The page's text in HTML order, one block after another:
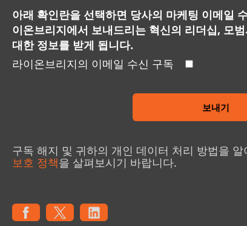
아래 확인란을 선택하면 당사의 마케팅 이메일
이온브리지에서 보내드리는 혁신의 리더십, 모
대한 정보를 받게 됩니다.
라이온브리지의 이메일 수신 구독
보내기
구독 해지 및 귀하의 개인 데이터 처리 방법을
보호 정책을 살펴보시기 바랍니다.